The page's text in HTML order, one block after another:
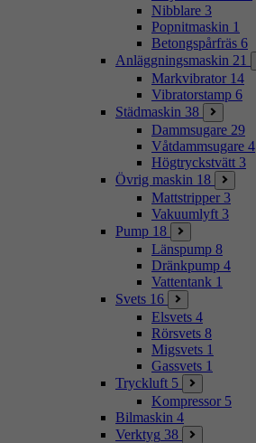
Nibblare 3
Popnitmaskin 1
Betongspårfräs 6
Anläggningsmaskin 21
Markvibrator 14
Vibratorstamp 6
Städmaskin 38
Dammsugare 29
Våtdammsugare 4
Högtryckstvätt 3
Övrig maskin 18
Mattstripper 3
Vakuumlyft 3
Pump 18
Länspump 8
Dränkpump 4
Vattentank 1
Svets 16
Elsvets 4
Rörsvets 8
Migsvets 1
Gassvets 1
Tryckluft 5
Kompressor 5
Bilmaskin 4
Verktyg 38